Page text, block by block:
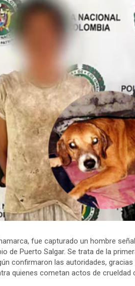
fue capturado un hombre
de Puerto Salgar. Se trata de la
confirmaron las autoridades, gracias
quienes cometan actos de crueldad